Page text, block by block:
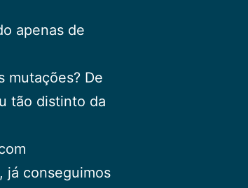
apenas de
mutações? De
tão distinto da
já conseguimos